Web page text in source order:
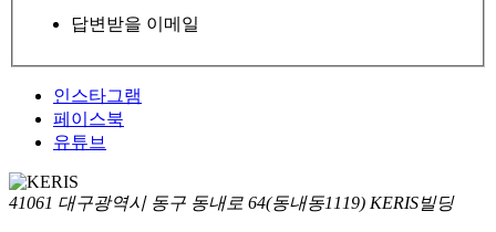
답변받을 이메일
인스타그램
페이스북
유튜브
41061 대구광역시 동구 동내로 64(동내동1119) KERIS빌딩